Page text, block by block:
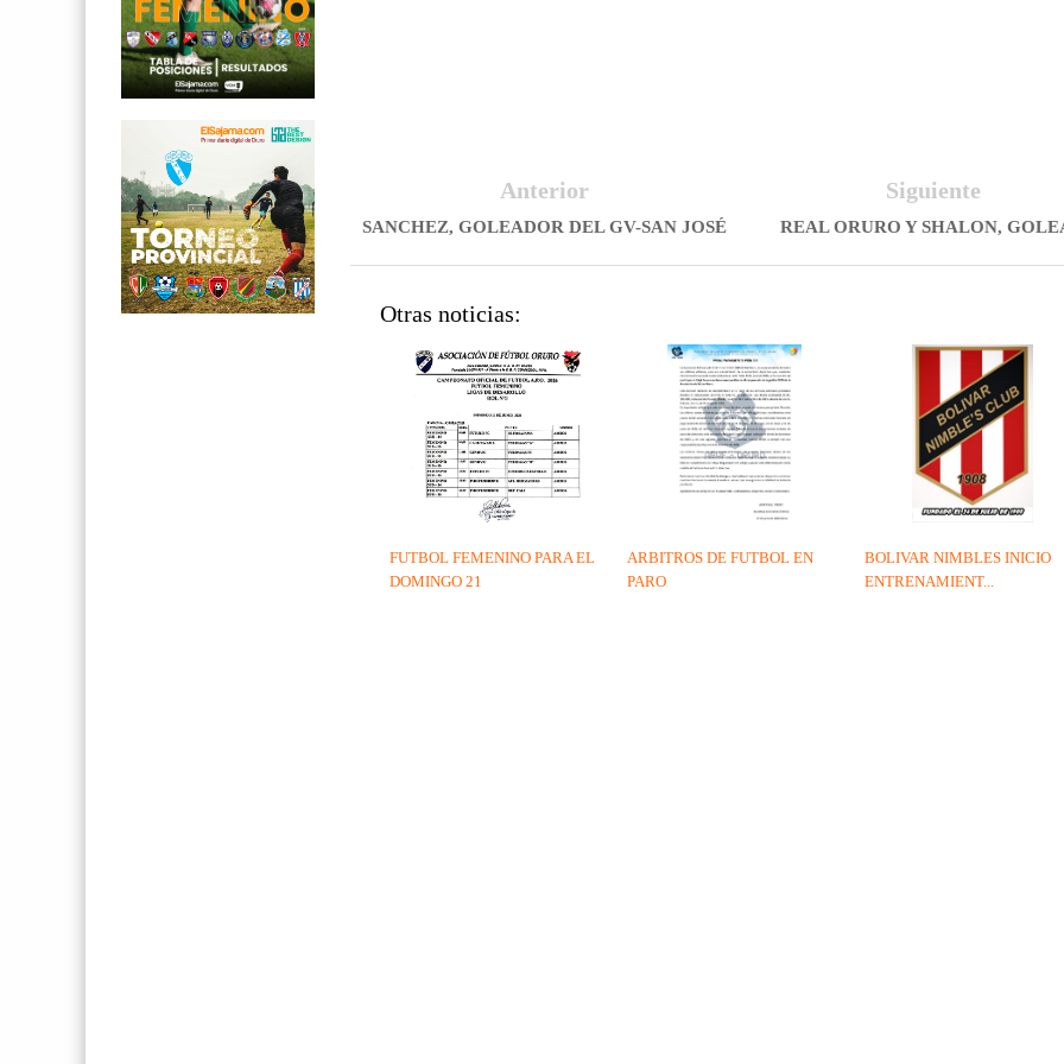
Siguiente
REAL ORURO Y SHALON,
Anterior
SANCHEZ, GOLEADOR DEL GV-SAN JOSÉ
Otras noticias:
BOLIVAR NIMBLES INICIO
ENTRENAMIENT...
ARBITROS DE FUTBOL EN
PARO
FUTBOL FEMENINO PARA EL
DOMINGO 21